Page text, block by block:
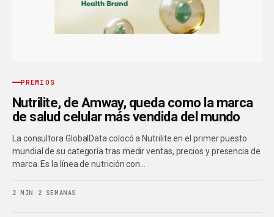
PREMIOS
Nutrilite, de Amway, queda como la marca
de salud celular más vendida del mundo
La consultora GlobalData colocó a Nutrilite en el primer puesto
mundial de su categoría tras medir ventas, precios y presencia de
marca. Es la línea de nutrición con…
2 MIN · 2 SEMANAS